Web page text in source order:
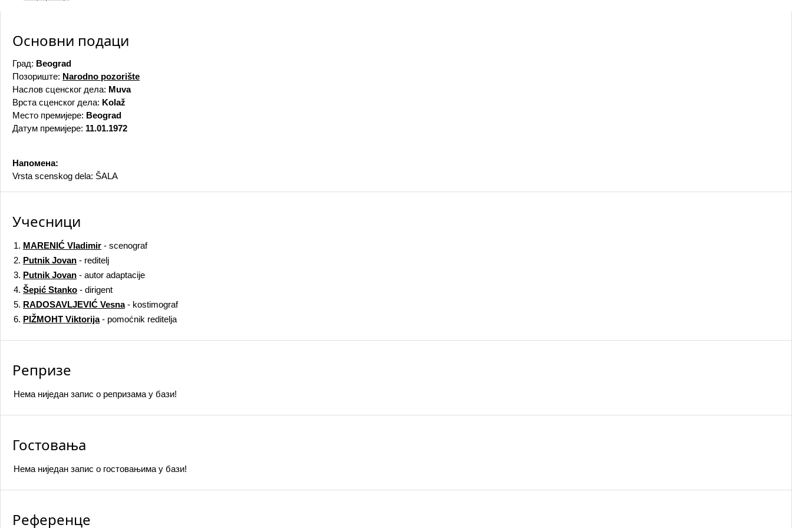
Основни подаци
Град: Beograd
Позориште: Narodno pozorište
Наслов сценског дела: Muva
Врста сценског дела: Kolaž
Место премијере: Beograd
Датум премијере: 11.01.1972
Напомена:
Vrsta scenskog dela: ŠALA
Учесници
1. MARENIĆ Vladimir - scenograf
2. Putnik Jovan - reditelj
3. Putnik Jovan - autor adaptacije
4. Šepić Stanko - dirigent
5. RADOSAVLJEVIĆ Vesna- kostimograf
6. PIŽMOHT Viktorija- pomoćnik reditelja
Репризе
Нема ниједан запис o репризама у бази!
Гостовања
Нема ниједан запис o гостовањима у бази!
Референце